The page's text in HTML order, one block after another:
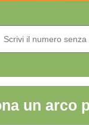
un arco